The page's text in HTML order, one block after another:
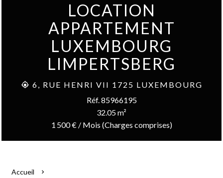
LOCATION
APPARTEMENT
LUXEMBOURG
LIMPERTSBERG
6, RUE HENRI VII 1725 LUXEMBOURG
Réf. 85966195
32.05 m²
1 500 € / Mois (Charges comprises)
Accueil